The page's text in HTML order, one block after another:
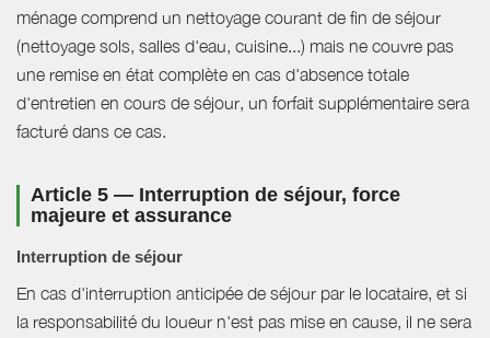
ménage comprend un nettoyage courant de fin de séjour
(nettoyage sols, salles d'eau, cuisine...) mais ne couvre pas
une remise en état complète en cas d'absence totale
d'entretien en cours de séjour, un forfait supplémentaire sera
facturé dans ce cas.
Article 5 — Interruption de séjour, force
majeure et assurance
Interruption de séjour
En cas d'interruption anticipée de séjour par le locataire, et si
la responsabilité du loueur n'est pas mise en cause, il ne sera